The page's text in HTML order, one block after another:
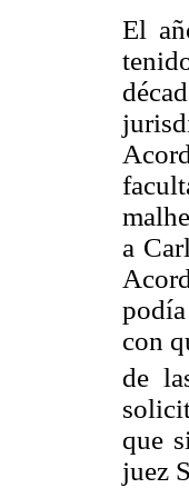
El
a
con
de
que
juez